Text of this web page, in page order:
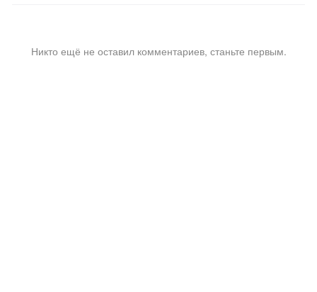
Никто ещё не оставил комментариев, станьте первым.